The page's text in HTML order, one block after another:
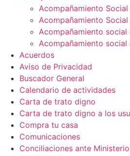
Acompañamiento
Acompañamiento
Acompañamiento social
Acompañamiento
Acuerdos
Aviso de Privacidad
Buscador General
Calendario de actividades
Carta de trato digno
Carta de trato digno a los
Compra tu casa
Comunicaciones
Conciliaciones ante